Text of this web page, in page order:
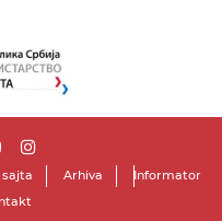
Arhiva
Informator